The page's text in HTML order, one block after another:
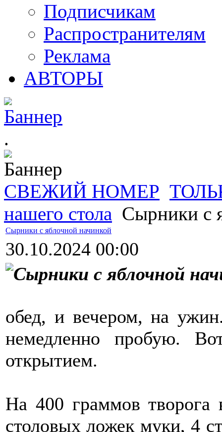
Подписчикам
Распространителям
Реклама
АВТОРЫ
.
СВЕЖИЙ НОМЕР
нашего стола Сырники с
Сырники с яблочной начинкой
30.10.2024 00:00
обед, и вечером, на
немедленно пробую.
открытием.
На 400 граммов творога
столовых ложек муки, 4